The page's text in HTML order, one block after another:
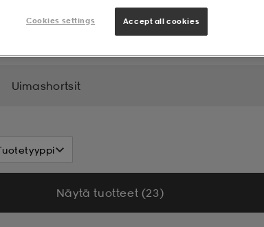
Uimashortsit
Näytä tuotteet (23)
Cookies settings Accept all cookies